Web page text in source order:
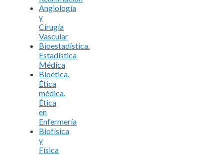
Angiología
y
Cirugía
Vascular
Bioestadística.
Estadística
Médica
Bioética.
Ética
médica.
Ética
en
Enfermería
Biofísica
y
Física